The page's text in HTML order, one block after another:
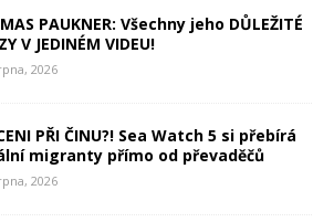
PAUKNER: Všechny jeho DŮLEŽITÉ
V JEDINÉM VIDEU!
2026
PŘI ČINU?! Sea Watch 5 si přebírá
migranty přímo od převaděčů
2026